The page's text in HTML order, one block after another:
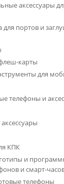
аксессуары
для портов и
карты
для
телефоны и
КПК
и
и смарт-
телефоны